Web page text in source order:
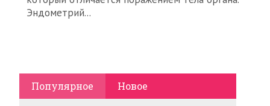
Эндометрий...
Популярное Новое